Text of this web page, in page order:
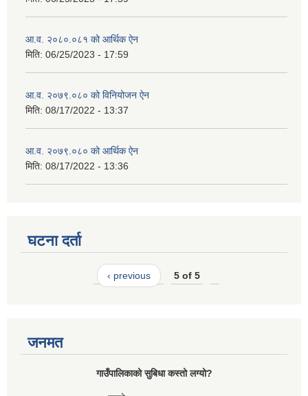
आ.व. २०८०.०८१ को आर्थिक ऐन
मिति: 06/25/2023 - 17:59
आ.व. २०७९.०८० को विनियोजन ऐन
मिति: 08/17/2022 - 13:37
आ.व. २०७९.०८० को आर्थिक ऐन
मिति: 08/17/2022 - 13:36
घटना दर्ता
‹ previous 5 of 5
जनमत
गाउँपालिकाको सुबिधा कस्तो लग्यो?